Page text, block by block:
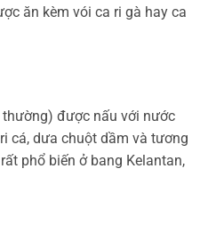
ăn kèm vói ca ri gà hay ca
thường) được nấu với nước
cá, dưa chuột dầm và tương
phổ biến ở bang Kelantan,